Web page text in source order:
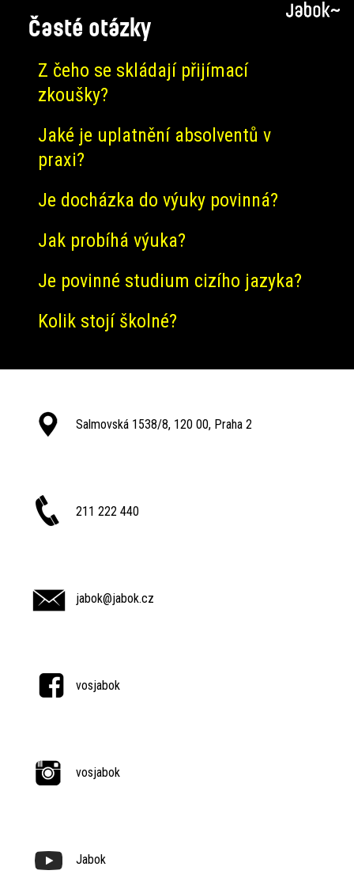
Časté otázky
Z čeho se skládají přijímací
zkoušky?
Jaké je uplatnění absolventů v
praxi?
Je docházka do výuky povinná?
Jak probíhá výuka?
Je povinné studium cizího jazyka?
Kolik stojí školné?
Salmovská 1538/8, 120 00, Praha 2
211 222 440
jabok@jabok.cz
vosjabok
vosjabok
Jabok